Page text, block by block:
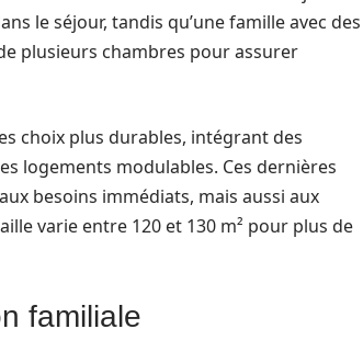
le séjour, tandis qu’une famille avec des
plusieurs chambres pour assurer
choix plus durables, intégrant des
logements modulables. Ces dernières
besoins immédiats, mais aussi aux
varie entre 120 et 130 m² pour plus de
familiale